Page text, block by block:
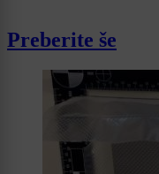
Preberite še